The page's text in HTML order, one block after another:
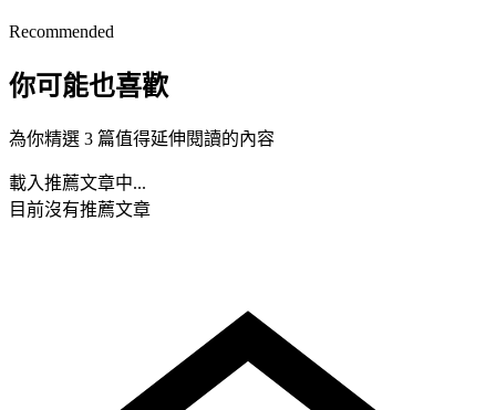
Recommended
你可能也喜歡
為你精選 3 篇值得延伸閱讀的內容
載入推薦文章中...
目前沒有推薦文章